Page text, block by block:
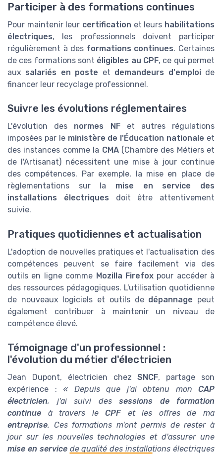
Participer à des formations continues
Pour maintenir leur certification et leurs habilitations
électriques, les professionnels doivent participer
régulièrement à des formations continues. Certaines
de ces formations sont éligibles au CPF, ce qui permet
aux salariés en poste et demandeurs d'emploide
financer leur recyclage professionnel.
Suivre les évolutions réglementaires
L'évolution des normes NFet autres régulations
imposées par le ministère de l'Éducation nationale et
des instances comme la CMA(Chambre des Métiers et
de l'Artisanat) nécessitent une mise à jour continue
des compétences. Par exemple, la mise en place de
règlementations sur la mise en service des
installations électriques doit être attentivement
suivie.
Pratiques quotidiennes et actualisation
L'adoption de nouvelles pratiques et l'actualisation des
compétences peuvent se faire facilement via des
outils en ligne comme Mozilla Firefoxpour accéder à
des ressources pédagogiques. L'utilisation quotidienne
de nouveaux logiciels et outils de dépannage peut
également contribuer à maintenir un niveau de
compétence élevé.
Témoignage d'un professionnel :
l'évolution du métier d'électricien
Jean Dupont, électricien chezSNCF, partage son
expérience : « Depuis que j'ai obtenu mon CAP
électricien, j'ai suivi des sessions de formation
continue à travers leCPFet les offres de ma
entreprise. Ces formations m'ont permis de rester à
jour sur les nouvelles technologies et d'assurer une
mise en servicede qualité des installations électriques